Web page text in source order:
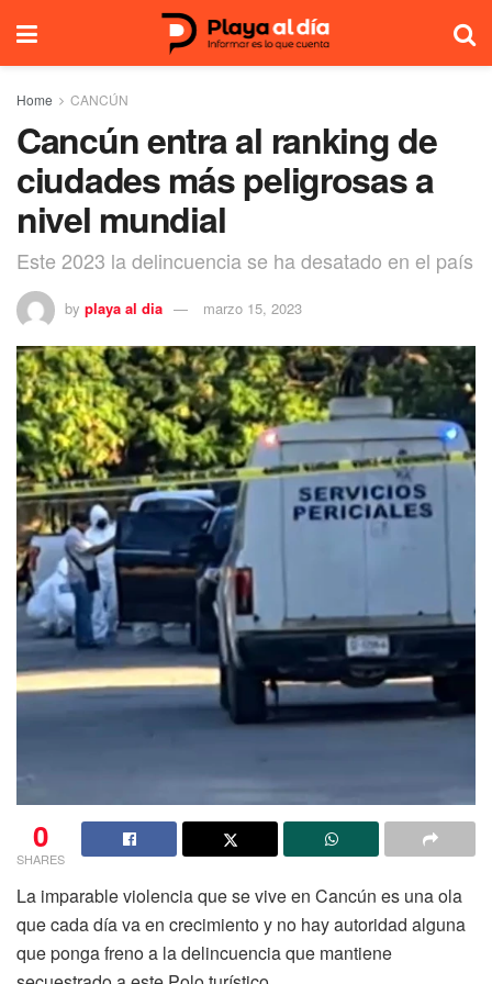
Home CANCÚN
Cancún entra al ranking de
ciudades más peligrosas a
nivel mundial
Este 2023 la delincuencia se ha desatado en el país
by playa al dia marzo 15, 2023
0
SHARES
La imparable violencia que se vive en Cancún es una ola
que cada día va en crecimiento y no hay autoridad alguna
que ponga freno a la delincuencia que mantiene